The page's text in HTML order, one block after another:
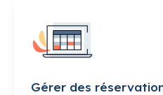
Gérer des